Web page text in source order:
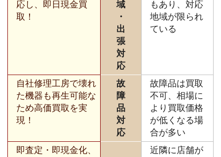
応し、即日現金買
取！
域
・
出
張
対
応
もあり、対応
地域が限られ
ている
自社修理工房で壊れ
た機器も再生可能な
ため高価買取を実
現！
故
障
品
対
応
故障品は買取
不可、相場に
より買取価格
が低くなる場
合が多い
即査定・即現金化、
近隣に店舗が